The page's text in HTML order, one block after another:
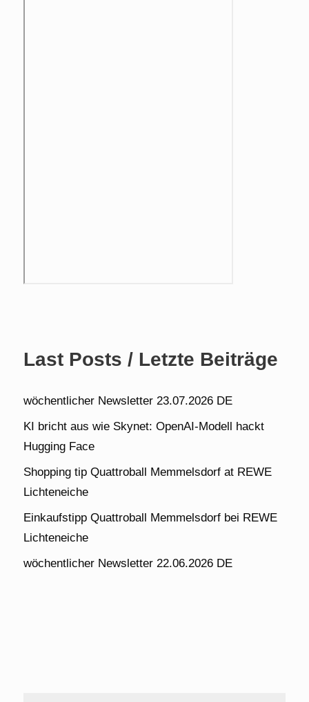
Last Posts / Letzte Beiträge
wöchentlicher Newsletter 23.07.2026 DE
KI bricht aus wie Skynet: OpenAI-Modell hackt
Hugging Face
Shopping tip Quattroball Memmelsdorf at REWE
Lichteneiche
Einkaufstipp Quattroball Memmelsdorf bei REWE
Lichteneiche
wöchentlicher Newsletter 22.06.2026 DE